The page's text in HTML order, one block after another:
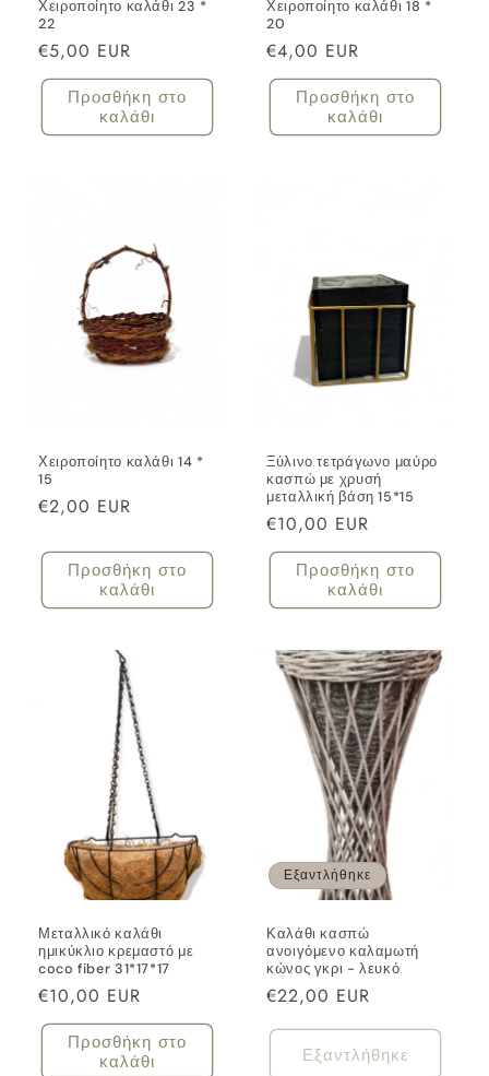
Χειροποίητο καλάθι 23 *
22
Κανονική
τιμή
€5,00 EUR
Προσθήκη στο
καλάθι
Χειροποίητο καλάθι 18 *
20
Κανονική
τιμή
€4,00 EUR
Προσθήκη στο
καλάθι
Χειροποίητο καλάθι 14 *
15
Κανονική
€2,00 EUR
Προσθήκη στο
καλάθι
Ξύλινο τετράγωνο μαύρο
κασπώ με χρυσή
μεταλλική βάση 15*15
Κανονική
τιμή
€10,00 EUR
Προσθήκη στο
καλάθι
Μεταλλικό καλάθι
ημικύκλιο κρεμαστό με
coco fiber 31*17*17
Κανονική
τιμή
€10,00 EUR
Προσθήκη στο
καλάθι
Εξαντλήθηκε
Καλάθι κασπώ
ανοιγόμενο καλαμωτή
κώνος γκρι - λευκό
Κανονική
€22,00 EUR
Εξαντλήθηκε